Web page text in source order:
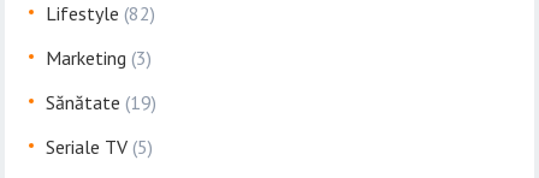
Lifestyle (82)
Marketing (3)
Sănătate (19)
Seriale TV (5)